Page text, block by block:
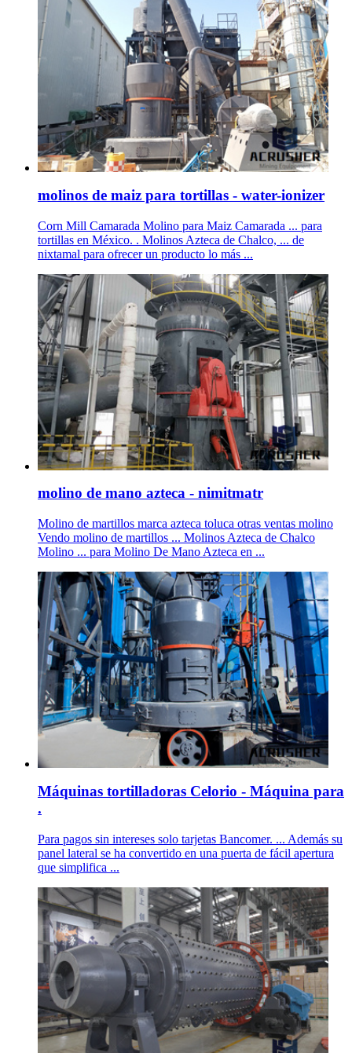
molinos de maiz para tortillas - water-ionizer
Corn Mill Camarada Molino para Maiz Camarada ... para
tortillas en México. . Molinos Azteca de Chalco, ... de
nixtamal para ofrecer un producto lo más ...
molino de mano azteca - nimitmatr
Molino de martillos marca azteca toluca otras ventas molino
Vendo molino de martillos ... Molinos Azteca de Chalco
Molino ... para Molino De Mano Azteca en ...
Máquinas tortilladoras Celorio - Máquina para
.
Para pagos sin intereses solo tarjetas Bancomer. ... Además su
panel lateral se ha convertido en una puerta de fácil apertura
que simplifica ...